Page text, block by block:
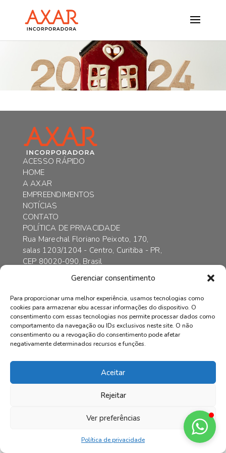
Gerenciar consentimento
Para proporcionar uma melhor experiência, usamos tecnologias como
cookies para armazenar e/ou acessar informações do dispositivo. O
consentimento com essas tecnologias nos permite processar dados como
comportamento da navegação ou IDs exclusivos neste site. O não
consentimento ou a revogação do consentimento pode afetar
negativamente determinados recursos e funções.
Aceitar
Rejeitar
Ver preferências
Política de privacidade
ACESSO RÁPIDO
HOME
A AXAR
EMPREENDIMENTOS
NOTÍCIAS
CONTATO
POLÍTICA DE PRIVACIDADE
Rua Marechal Floriano Peixoto, 170,
salas 1203/1204 - Centro, Curitiba - PR,
CEP 80020-090, Brasil
+55 41 3352-6989
+55 41 99169-4578
© AXAR INCORPADORA | Todos os direitos reservados.